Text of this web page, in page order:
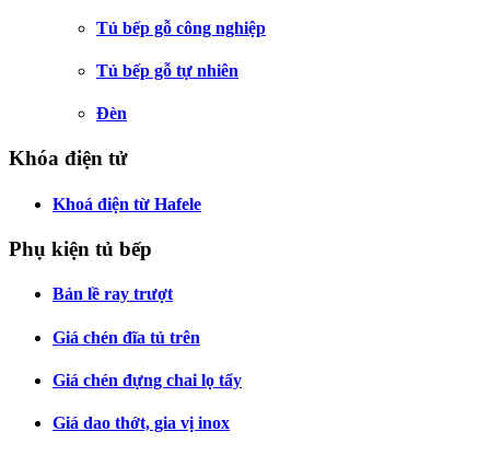
Tủ bếp gỗ công nghiệp
Tủ bếp gỗ tự nhiên
Đèn
Khóa điện tử
Khoá điện từ Hafele
Phụ kiện tủ bếp
Bản lề ray trượt
Giá chén đĩa tủ trên
Giá chén đựng chai lọ tẩy
Giá dao thớt, gia vị inox